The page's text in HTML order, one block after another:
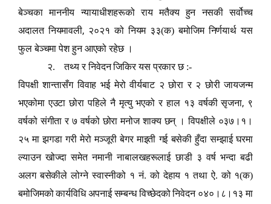
बेञ्चका माननीय न्यायाधीशहरूको राय मतैक्य हुन नसकी सर्वोच्च
अदालत नियमावली, २०२१ को नियम ३३(क) बमोजिम निर्णयार्थ यस
फुल बेञ्चमा पेश हुन आएको रहेछ ।
२.
तथ्य र निवेदन जिकिर यस प्रकार छ :-
विपक्षी शान्तासँग विवाह भई मेरो वीर्यबाट २ छोरा र २ छोरी जायजन्म
भएकोमा एउटा छोरा पहिले नै मृत्यु भएको र हाल १३ वर्षकी सृजना, ९
वर्षको संगीता र ७ वर्षको छोरा मनोज शाक्य छन् । विपक्षीले ०३७।१।
२५ मा झगडा गरी मेरो मञ्जूरी बेगर माइती गई बसेकी हुँदा सम्झाई घरमा
ल्याउन खोज्दा समेत नमानी नाबालखहरूलाई छाडी ३ वर्ष भन्दा बढी
अलग बसेकीले लोग्ने स्वास्नीको १ नं. को देहाय १ तथा ऐ. को १(क)
बमोजिमको कार्यविधि अपनाई सम्बन्ध विच्छेदको निवेदन ०४०।८।१३ मा